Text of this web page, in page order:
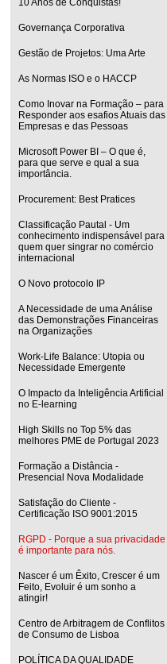
Governança Corporativa
Gestão de Projetos: Uma Arte
As Normas ISO e o HACCP
Como Inovar na Formação – para
Responder aos esafios Atuais das
Empresas e das Pessoas
Microsoft Power BI – O que é,
para que serve e qual a sua
importância.
Procurement: Best Pratices
Classificação Pautal - Um
conhecimento indispensável para
quem quer singrar no comércio
internacional
O Novo protocolo IP
A Necessidade de uma Análise
das Demonstrações Financeiras
na Organizações
Work-Life Balance: Utopia ou
Necessidade Emergente
O Impacto da Inteligência Artificial
no E-learning
High Skills no Top 5% das
melhores PME de Portugal 2023
Formação a Distância -
Presencial Nova Modalidade
Satisfação do Cliente -
Certificação ISO 9001:2015
RGPD - Porque a sua privacidade
é importante para nós.
Nascer é um Êxito, Crescer é um
Feito, Evoluir é um sonho a
atingir!
Centro de Arbitragem de Conflitos
de Consumo de Lisboa
POLÍTICA DA QUALIDADE